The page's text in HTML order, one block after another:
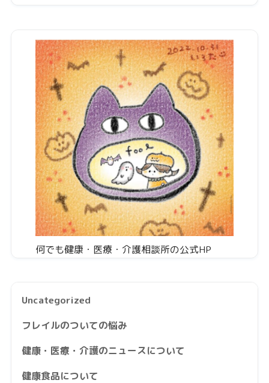
何でも健康・医療・介護相談所の公式HP
Uncategorized
フレイルのついての悩み
健康・医療・介護のニュースについて
健康食品について